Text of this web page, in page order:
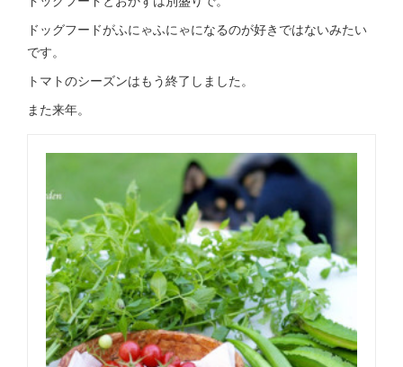
ドッグフードがふにゃふにゃになるのが好きではないみたい
です。
トマトのシーズンはもう終了しました。
また来年。